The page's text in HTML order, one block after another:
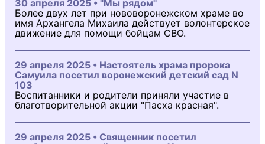
30 апреля 2025 • "Мы рядом"
Более двух лет при нововоронежском храме во
имя Архангела Михаила действует волонтерское
движение для помощи бойцам СВО.
29 апреля 2025 • Настоятель храма пророка
Самуила посетил воронежский детский сад N
103
Воспитанники и родители приняли участие в
благотворительной акции "Пасха красная".
29 апреля 2025 • Священник посетил